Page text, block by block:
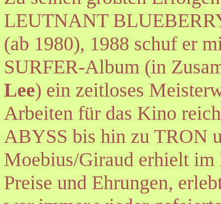
LEUTNANT
(ab 1980), 1988 schuf er
SURFER-Album (in
Lee) ein zeitloses
Arbeiten für das Kino
ABYSS bis hin zu TRON
Moebius/Giraud erhielt im
Preise und Ehrungen,